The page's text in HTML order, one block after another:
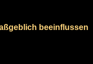
beeinflussen